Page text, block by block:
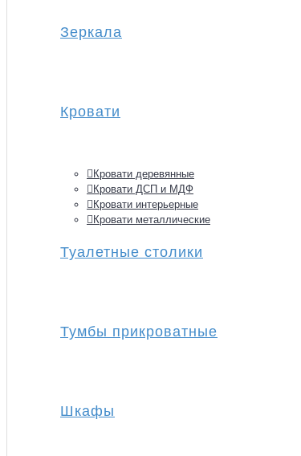
Зеркала
Кровати
Кровати деревянные
Кровати ДСП и МДФ
Кровати интерьерные
Кровати металлические
Туалетные столики
Тумбы прикроватные
Шкафы